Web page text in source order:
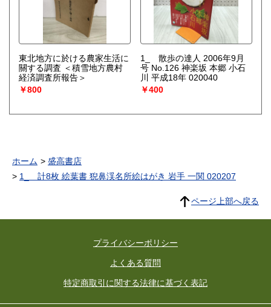
東北地方に於ける農家生活に
關する調査 ＜積雪地方農村
経済調査所報告＞
￥800
1_ 散歩の達人 2006年9月
号 No.126 神楽坂 本郷 小石
川 平成18年 020040
￥400
ホーム
盛高書店
1_ 計8枚 絵葉書 猊鼻渓名所絵はがき 岩手 一関 020207
ページ上部へ戻る
プライバシーポリシー
よくある質問
特定商取引に関する法律に基づく表記